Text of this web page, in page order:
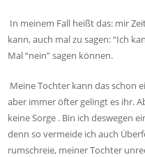
In meinem Fall heißt das: mir
kann, auch mal zu sagen: “Ich
Mal “nein” sagen können.
Meine Tochter kann das schon
aber immer öfter gelingt es ihr.
keine Sorge . Bin ich deswegen
denn so vermeide ich auch
rumschreie, meiner Tochter